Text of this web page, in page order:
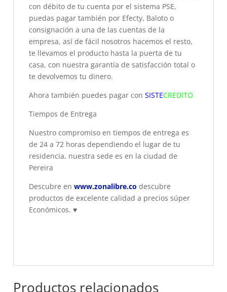
con débito de tu cuenta por el sistema PSE,
puedas pagar también por Efecty, Baloto o
consignación a una de las cuentas de la
empresa, así de fácil nosotros hacemos el resto,
te llevamos el producto hasta la puerta de tu
casa, con nuestra garantía de satisfacción total o
te devolvemos tu dinero.
Ahora también puedes pagar con SISTECREDITO
Tiempos de Entrega
Nuestro compromiso en tiempos de entrega es
de 24 a 72 horas dependiendo el lugar de tu
residencia, nuestra sede es en la ciudad de
Pereira
Descubre en www.zonalibre.co descubre
productos de excelente calidad a precios súper
Económicos. ♥
Productos relacionados